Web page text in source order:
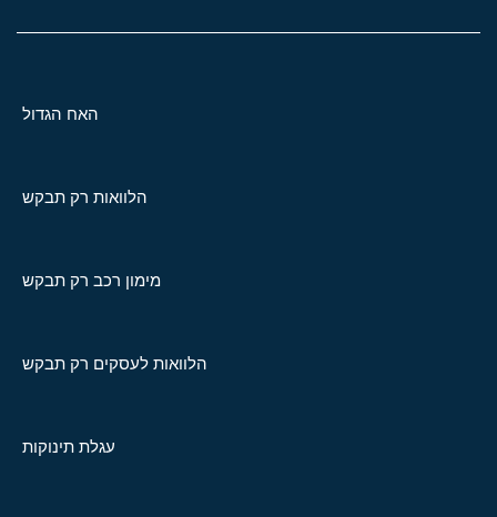
האח הגדול
הלוואות רק תבקש
מימון רכב רק תבקש
הלוואות לעסקים רק תבקש
עגלת תינוקות